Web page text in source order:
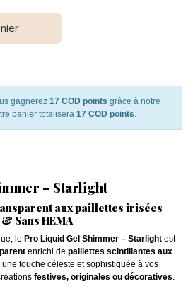
gagnerez 17 COD points grâce à notre
panier totalisera 17 COD points.
– Starlight
aux paillettes irisées
Sans HEMA
le Pro Liquid Gel Shimmer – Starlight est
enrichi de paillettes scintillantes aux
une touche céleste et sophistiquée à vos
festives, originales ou décoratives.